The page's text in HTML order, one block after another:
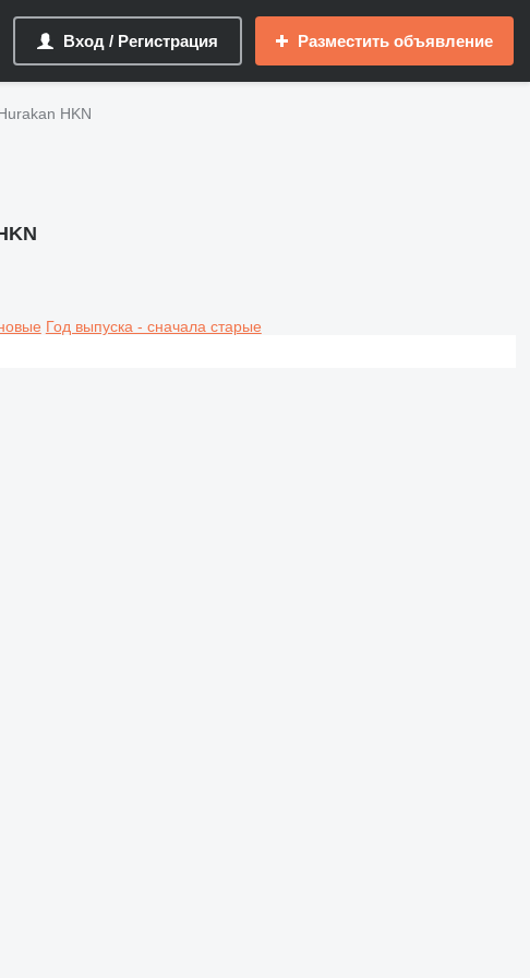
Вход / Регистрация Разместить объявление
HKN
Год выпуска - сначала старые